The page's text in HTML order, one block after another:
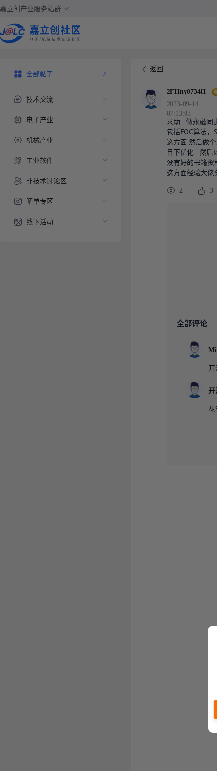
嘉立创产业服务站群
全部帖子
技术交流
电子产业
机械产业
工业软件
非技术讨论区
晒单专区
线下活动
返回
2FHny0734H
2023-09-14
07:13:03
求助   做永磁同
包括FOC算法
这方面 然后做
目下优化   然后
没有好的书籍资
这方面经验大佬
2 3
全部评论
开